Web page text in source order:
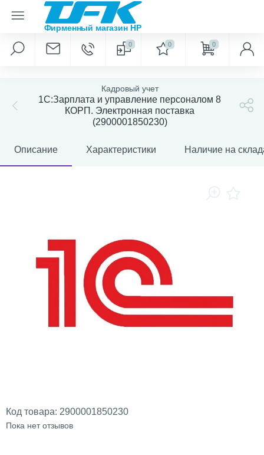
0 0 0
Кадровый учет
1С:Зарплата и управление персоналом 8
КОРП. Электронная поставка
(2900001850230)
Описание Характеристики Наличие на
Код товара: 2900001850230
Пока нет отзывов